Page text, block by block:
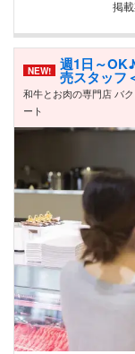
掲
NEW! 週1日～
売スタッフ
和牛とお肉の専門店 バ
ート